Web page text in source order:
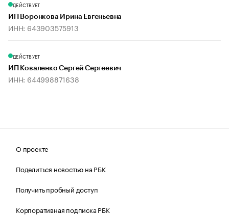
ДЕЙСТВУЕТ
ИП Воронкова Ирина Евгеньевна
ИНН: 643903575913
ДЕЙСТВУЕТ
ИП Коваленко Сергей Сергеевич
ИНН: 644998871638
О проекте
Поделиться новостью на РБК
Получить пробный доступ
Корпоративная подписка РБК